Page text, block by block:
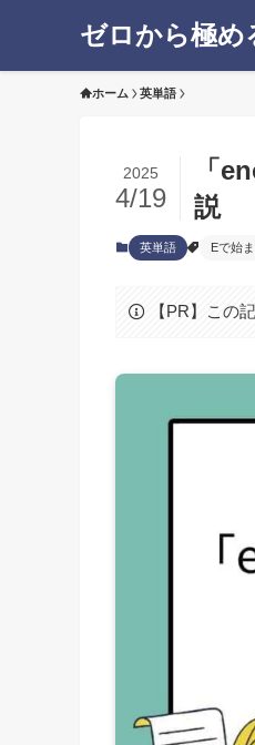
ゼロから極め
ホーム 英単語
「
説
2025
4/19
英単語 Eで始
【PR】この